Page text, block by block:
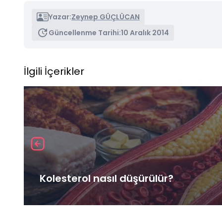
Yazar:Zeynep GÜÇLÜCAN
Güncellenme Tarihi:10 Aralık 2014
İlgili İçerikler
Kolesterol nasıl düşürülür?